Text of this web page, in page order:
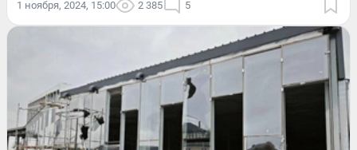
1 ноября, 2024, 15:00 2 385 5